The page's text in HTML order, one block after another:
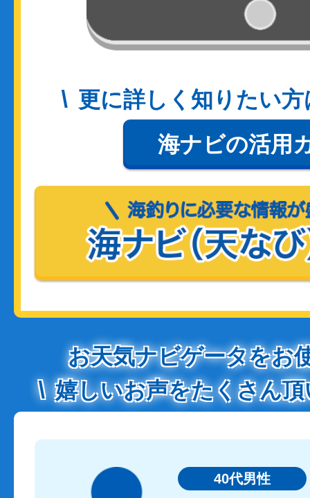
更に詳しく知りたい
海ナビの活用
お天気ナビゲータをお
嬉しいお声をたくさん
40代男性